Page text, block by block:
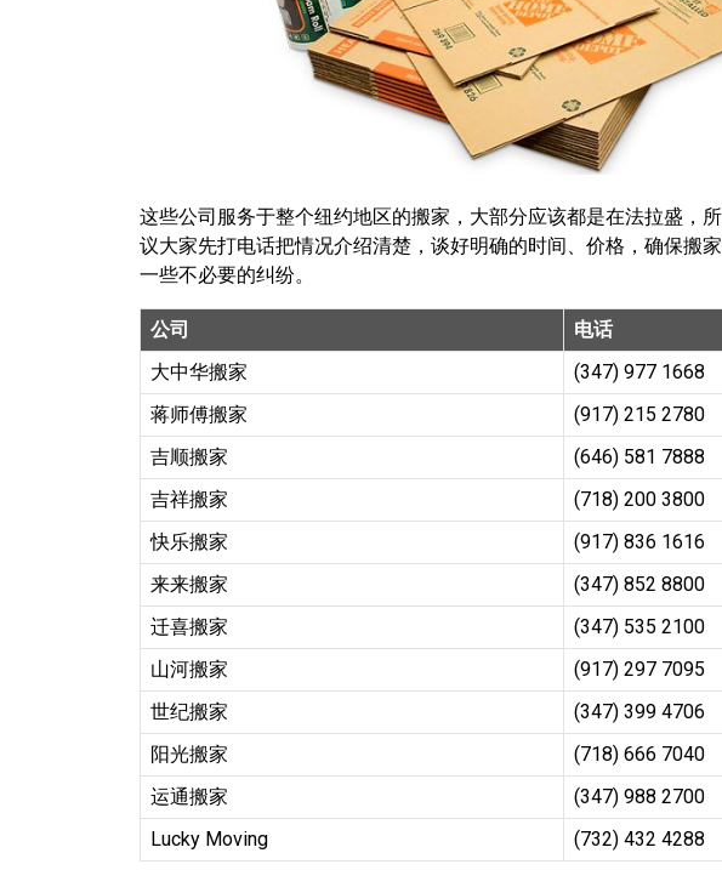
这些公司服务于整个纽约地区的搬家，大部分应该都是在法拉盛，
议大家先打电话把情况介绍清楚，谈好明确的时间、价格，确保搬
一些不必要的纠纷。
公司
电话
大中华搬家
(347) 977 1668
蒋师傅搬家
(917) 215 2780
吉顺搬家
(646) 581 7888
吉祥搬家
(718) 200 3800
快乐搬家
(917) 836 1616
来来搬家
(347) 852 8800
迁喜搬家
(347) 535 2100
山河搬家
(917) 297 7095
世纪搬家
(347) 399 4706
阳光搬家
(718) 666 7040
运通搬家
(347) 988 2700
Lucky Moving
(732) 432 4288